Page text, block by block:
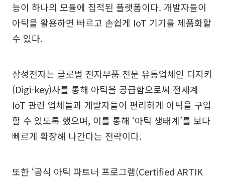
능이 하나의 모듈에 집적된 플랫폼이다. 개발자들이
아틱을 활용하면 빠르고 손쉽게 IoT 기기를 제품화할
수 있다.
삼성전자는 글로벌 전자부품 전문 유통업체인 디지키
(Digi-key)사를 통해 아틱을 공급함으로써 전세계
IoT 관련 업체들과 개발자들이 편리하게 아틱을 구입
할 수 있도록 했으며, 이를 통해 ‘아틱 생태계’를 보다
빠르게 확장해 나간다는 전략이다.
또한 ‘공식 아틱 파트너 프로그램(Certified ARTIK